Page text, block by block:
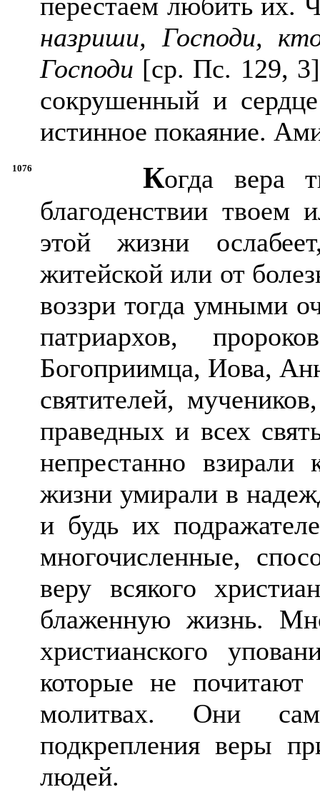
назриши, Господи,
Господи [ср. Пс. 129,
сокрушенный и
истинное покаяние.
1076 Когда вера
благоденствии
этой жизни
житейской или от
воззри тогда умными
патриархов,
Богоприимца, Иова,
святителей,
праведных и всех
непрестанно
жизни умирали в
и будь их
многочисленные,
веру всякого
блаженную жизнь.
христианского
которые не
молитвах. Они
подкрепления веры
людей.